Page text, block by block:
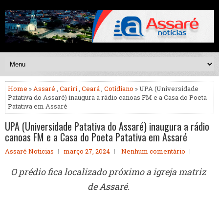
Home »Assaré , Carirí, Ceará, Cotidiano » UPA (Universidade
Patativa do Assaré) inaugura a rádio canoas FM e a Casa do Poeta
Patativa em Assaré
UPA (Universidade Patativa do Assaré) inaugura a rádio
canoas FM e a Casa do Poeta Patativa em Assaré
Assaré Noticias março 27, 2024 Nenhum comentário
O prédio fica localizado próximo a igreja matriz
de Assaré.